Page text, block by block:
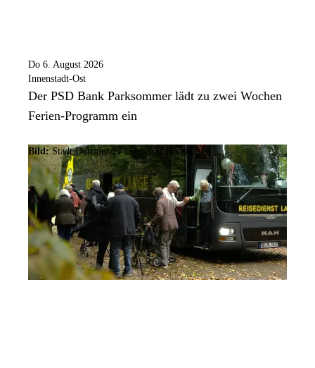
Do 6. August 2026
Innenstadt-Ost
Der PSD Bank Parksommer lädt zu zwei Wochen
Ferien-Programm ein
Bild: Stadt Dortmund / Leonardo Hering